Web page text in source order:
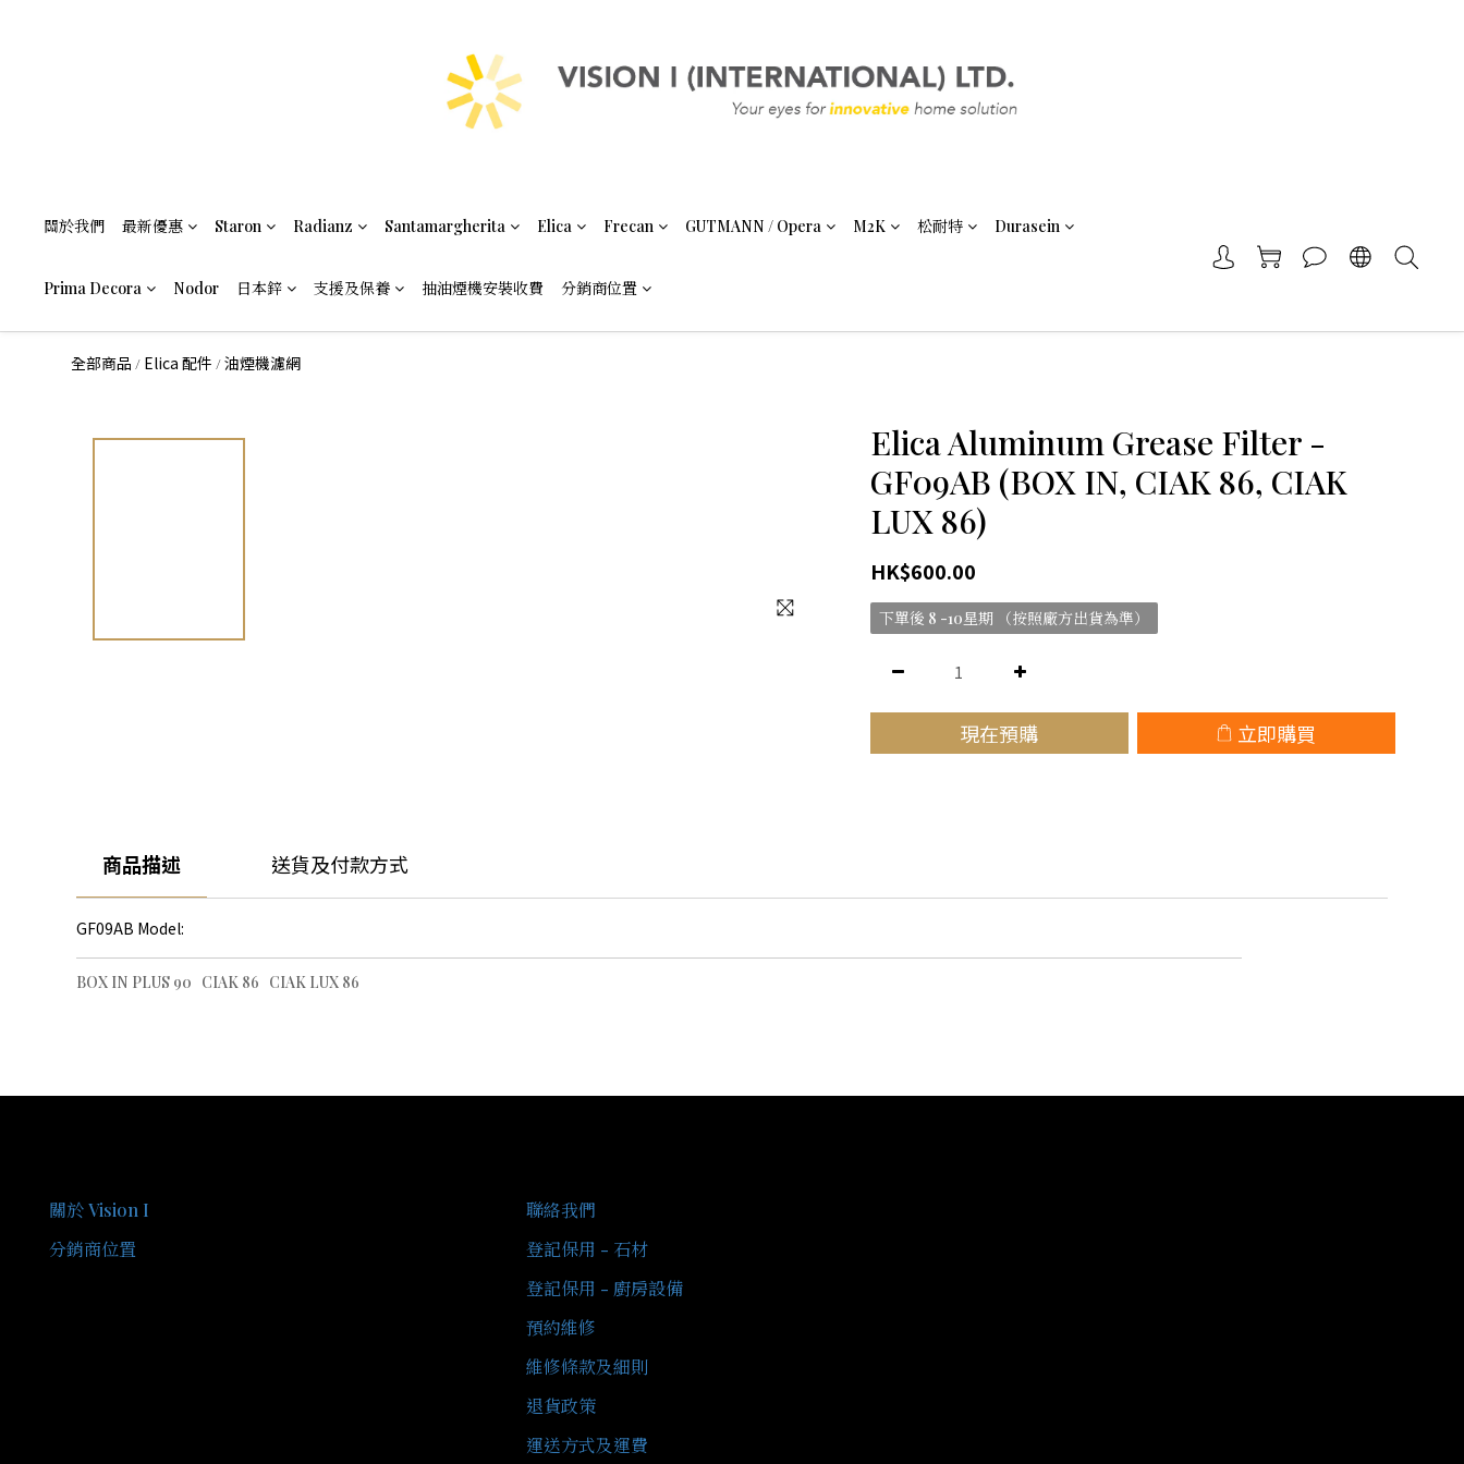
關於我們 最新優惠 Staron Radianz Santamargherita Elica Frecan GUTMANN / Opera M2K 松耐特 Durasein
Prima Decora Nodor 日本鋅 支援及保養 抽油煙機安裝收費 分銷商位置
全部商品 / Elica 配件 /油煙機濾網
Elica Aluminum Grease Filter -
GF09AB (BOX IN, CIAK 86, CIAK
LUX 86)
HK$600.00
下單後 8 -10星期 （按照廠方出貨為準）
現在預購 立即購買
商品描述 送貨及付款方式
GF09AB Model:
BOX IN PLUS 90 CIAK 86 CIAK LUX 86
關於 Vision I
分銷商位置
聯絡我們
登記保用 - 石材
登記保用 - 廚房設備
預約維修
維修條款及細則
退貨政策
運送方式及運費